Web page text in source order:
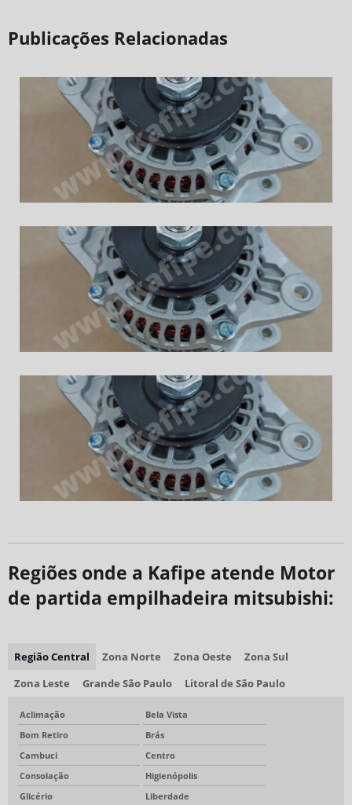
Publicações Relacionadas
Regiões onde a Kafipe atende Motor
de partida empilhadeira mitsubishi:
Região Central Zona Norte Zona Oeste
Zona Sul
Zona Leste
Grande São Paulo Litoral de São Paulo
Aclimação
Bela Vista
Bom Retiro
Brás
Cambuci
Centro
Consolação
Higienópolis
Glicério
Liberdade